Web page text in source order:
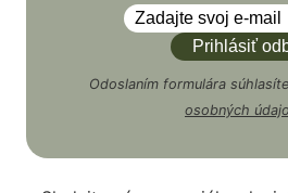
Odoslaním formulára
osobných